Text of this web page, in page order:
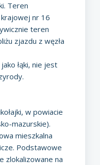
Teren
nr 16
teren
zjazdu z węzła
łąki, nie jest
w powiacie
mazurskie).
mieszkalna
Podstawowe
zlokalizowane na